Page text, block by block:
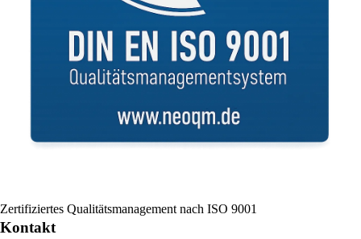
Zertifiziertes Qualitätsmanagement nach ISO 9001
Kontakt